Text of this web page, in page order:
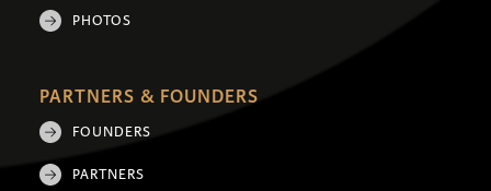
PHOTOS
PARTNERS & FOUNDERS
FOUNDERS
PARTNERS